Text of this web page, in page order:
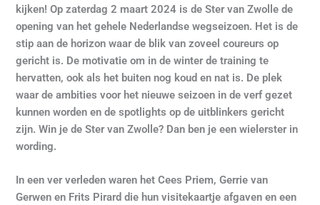
kijken! Op zaterdag 2 maart 2024 is de Ster van Zwolle de
opening van het gehele Nederlandse wegseizoen. Het is de
stip aan de horizon waar de blik van zoveel coureurs op
gericht is. De motivatie om in de winter de training te
hervatten, ook als het buiten nog koud en nat is. De plek
waar de ambities voor het nieuwe seizoen in de verf gezet
kunnen worden en de spotlights op de uitblinkers gericht
zijn. Win je de Ster van Zwolle? Dan ben je een wielerster in
wording.
In een ver verleden waren het Cees Priem, Gerrie van
Gerwen en Frits Pirard die hun visitekaartje afgaven en een